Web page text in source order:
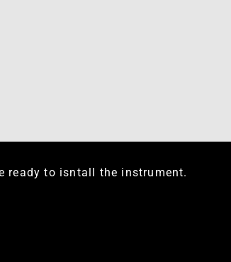
ready to isntall the instrument.